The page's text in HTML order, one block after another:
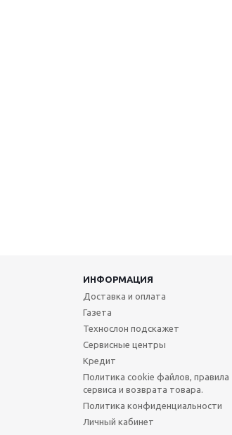
ИНФОРМАЦИЯ
Доставка и оплата
Газета
Технослон подскажет
Сервисные центры
Кредит
Политика cookie файлов, правила
сервиса и возврата товара.
Политика конфиденциальности
Личный кабинет